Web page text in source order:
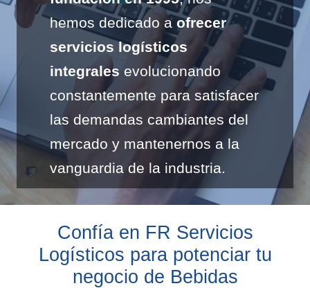
hemos dedicado a ofrecer
servicios logísticos
integrales evolucionando
constantemente para satisfacer
las demandas cambiantes del
mercado y mantenernos a la
vanguardia de la industria.
Confía en FR Servicios
Logísticos para potenciar tu
negocio de Bebidas